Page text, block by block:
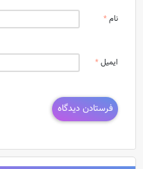
نام*
ایمیل*